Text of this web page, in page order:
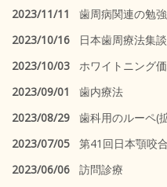
2023/11/11
歯周病関連の勉
2023/10/16 日本歯周療法集談
2023/10/03 ホワイトニング
2023/09/01
歯内療法
2023/08/29 歯科用のルーペ(
2023/07/05 第41回日本顎咬
2023/06/06 訪問診療